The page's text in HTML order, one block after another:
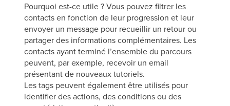
Pourquoi est-ce utile ? Vous pouvez filtrer les
contacts en fonction de leur progression et leur
envoyer un message pour recueillir un retour ou
partager des informations complémentaires. Les
contacts ayant terminé l’ensemble du parcours
peuvent, par exemple, recevoir un email
présentant de nouveaux tutoriels.
Les tags peuvent également être utilisés pour
identifier des actions, des conditions ou des